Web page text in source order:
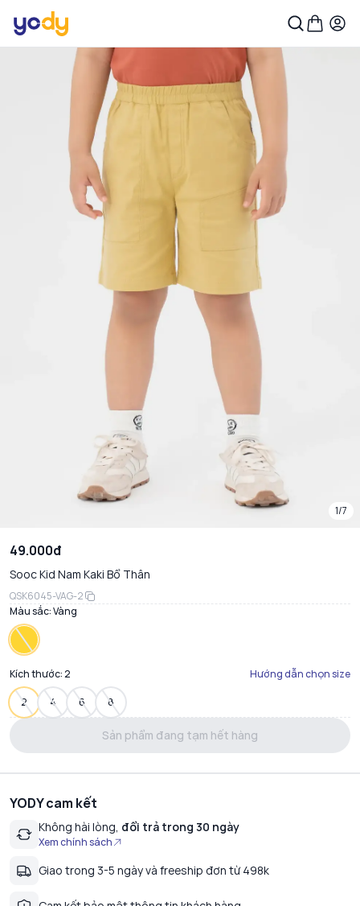
1/7
49.000đ
Sooc Kid Nam Kaki Bổ Thân
QSK6045-VAG-2
Màu sắc:Vàng
Kích thước:2 Hướng dẫn chọn size
2 4 6 8
Sản phẩm đang tạm hết hàng
YODY cam kết
Không hài lòng, đổi trả trong 30 ngày
Xem chính sách
Giao trong 3-5 ngày và freeship đơn từ 498k